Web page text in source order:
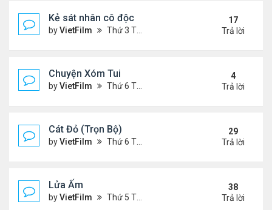
Kẻ sát nhân cô độc
byVietFilm Thứ 3 Tháng 11 10, 2020 9:58 am
17
Trả lời
Chuyện Xóm Tui
byVietFilm Thứ 6 Tháng 11 06, 2020 4:47 pm
4
Trả lời
Cát Đỏ (Trọn Bộ)
byVietFilm Thứ 6 Tháng 11 06, 2020 2:02 pm
29
Trả lời
Lửa Ấm
byVietFilm Thứ 5 Tháng 11 05, 2020 11:33 pm
38
Trả lời